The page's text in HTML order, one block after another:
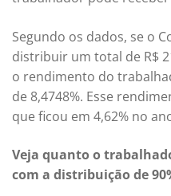
Segundo os dados, se o
distribuir um total de R$
o rendimento do
de 8,4748%. Esse
que ficou em 4,62% no
Veja quanto o
com a distribuição de